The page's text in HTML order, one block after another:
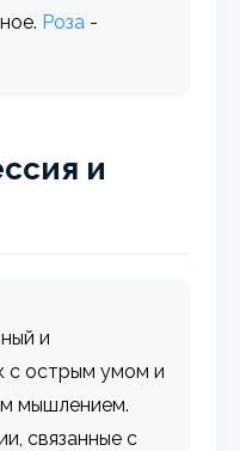
Роза -
и
и
с острым умом и
мышлением.
связанные с